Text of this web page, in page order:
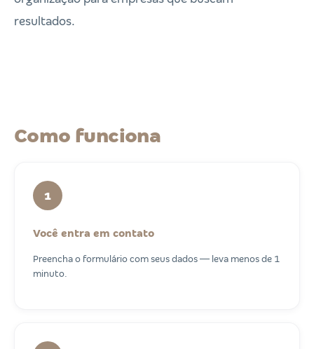
resultados.
Como funciona
1
Você entra em contato
Preencha o formulário com seus dados — leva menos de 1
minuto.